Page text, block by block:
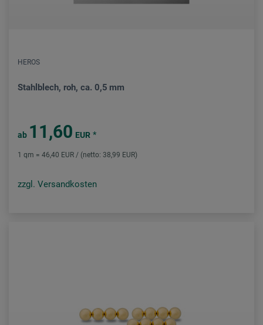
HEROS
Stahlblech, roh, ca. 0,5 mm
ab 11,60 EUR *
1 qm = 46,40 EUR / (netto: 38,99 EUR)
zzgl. Versandkosten